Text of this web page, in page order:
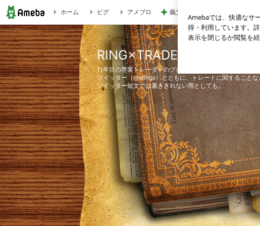
RING×TRADE
ホーム ピグ アメブロ 義父にバレた3年間の引き落とし
RING×TRADE
11年目の専業トレーダーのブログです。
ツイッター（@xringx）とともに、トレードに関すること
ツイッター短文では書ききれない用としても。